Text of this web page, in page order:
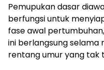
Pemupukan dasar
berfungsi untuk
fase awal
ini berlangsung selama
rentang umur yang tak